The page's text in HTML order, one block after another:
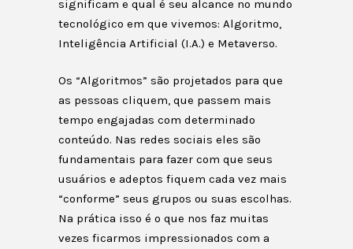
significam e qual é seu alcance no mundo
tecnológico em que vivemos: Algoritmo,
Inteligência Artificial (I.A.) e Metaverso.
Os “Algoritmos” são projetados para que
as pessoas cliquem, que passem mais
tempo engajadas com determinado
conteúdo. Nas redes sociais eles são
fundamentais para fazer com que seus
usuários e adeptos fiquem cada vez mais
“conforme” seus grupos ou suas escolhas.
Na prática isso é o que nos faz muitas
vezes ficarmos impressionados com a